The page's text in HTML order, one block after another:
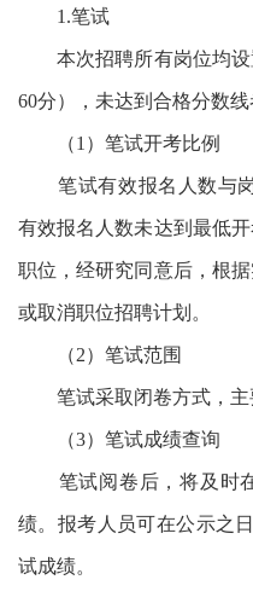
1.笔试
本次招聘所有岗位均设
60分），未达到合格分数
（1）笔试开考比例
笔试有效报名人数与岗
有效报名人数未达到最低
职位，经研究同意后，根
或取消职位招聘计划。
（2）笔试范围
笔试采取闭卷方式，主
（3）笔试成绩查询
笔试阅卷后，将及时在
绩。报考人员可在公示之
试成绩。